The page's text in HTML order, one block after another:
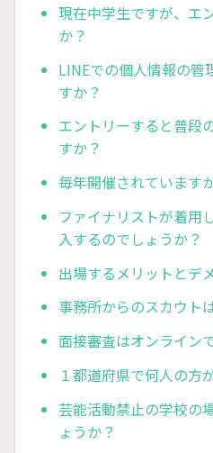
現在中学生ですが、エ
か？
LINEでの個人情報の管
すか？
エントリーすると普段
すか？
毎年開催されています
ファイナリストが着用
入するのでしょうか？
出場するメリットとデ
事務所からのスカウト
面接審査はオンライン
１都道府県で何人の方
芸能活動禁止の学校の
ょうか？